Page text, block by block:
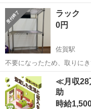
た、白のスチールラックで
り先を探しています。 ■ 商
ト。どんなお部屋にも馴染み
佐賀 武雄市 高橋駅
ラック
0円
佐賀駅
不要になったため、取りにき
ったもののため、近くで見
い方、ノークレームでお願いします。 お取引は平
か土日でお願いします。
佐賀 佐賀市 佐賀駅
≪月収28
助
時給